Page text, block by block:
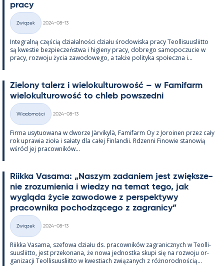
pracy
Kategorie
Związek
2024-08-13
In­te­gralną częścią działal­ności działu śro­dowiska pracy Teol­li­suus­liitto
są kwes­tie bez­pieczeństwa i hi­gieny pracy, dobrego sa­mo­poczucie w
pracy, rozwoju życia zawo­dowego, a także po­li­tyka społeczna i...
Zie­lony ta­lerz i wie­lo­kul­tu­rowość – w Fa­mi­farm
wie­lo­kul­tu­rowość to ch­leb powszedni
Kategorie
Wiadomości
2024-08-13
Firma usy­tuowana w dworze Jär­vi­kylä, Fa­mi­farm Oy z Jo­roi­nen przez cały
rok uprawia zioła i sałaty dla całej Fin­lan­dii. Rdzenni Fi­nowie sta­nowią
wśród jej pracow­ników...
Riikka Va­sama: „Naszym za­da­niem jest zwiększe­
nie zrozu­mie­nia i wiedzy na te­mat tego, jak
wygląda życie zawo­dowe z pers­pek­tywy
pracow­nika poc­hodzącego z za­gra­nicy”
Kategorie
Związek
2024-08-13
Riikka Va­sama, sze­fowa działu ds. pracow­ników za­gra­nicz­nych w Teol­li­
suus­liitto, jest prze­ko­nana, że nowa jed­nostka skupi się na rozwoju or­
ga­nizacji Teol­li­suus­liitto w kwes­tiach związa­nych z róż­no­rod­nością...